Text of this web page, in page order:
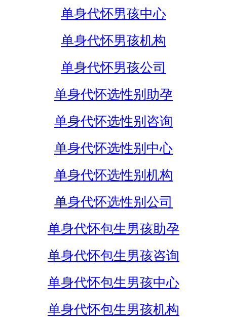
单身代怀男孩中心
单身代怀男孩机构
单身代怀男孩公司
单身代怀选性别助孕
单身代怀选性别咨询
单身代怀选性别中心
单身代怀选性别机构
单身代怀选性别公司
单身代怀包生男孩助孕
单身代怀包生男孩咨询
单身代怀包生男孩中心
单身代怀包生男孩机构